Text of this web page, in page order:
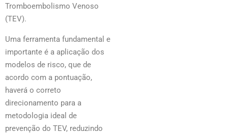
Tromboembolismo Venoso
(TEV).
Uma ferramenta fundamental e
importante é a aplicação dos
modelos de risco, que de
acordo com a pontuação,
haverá o correto
direcionamento para a
metodologia ideal de
prevenção do TEV, reduzindo